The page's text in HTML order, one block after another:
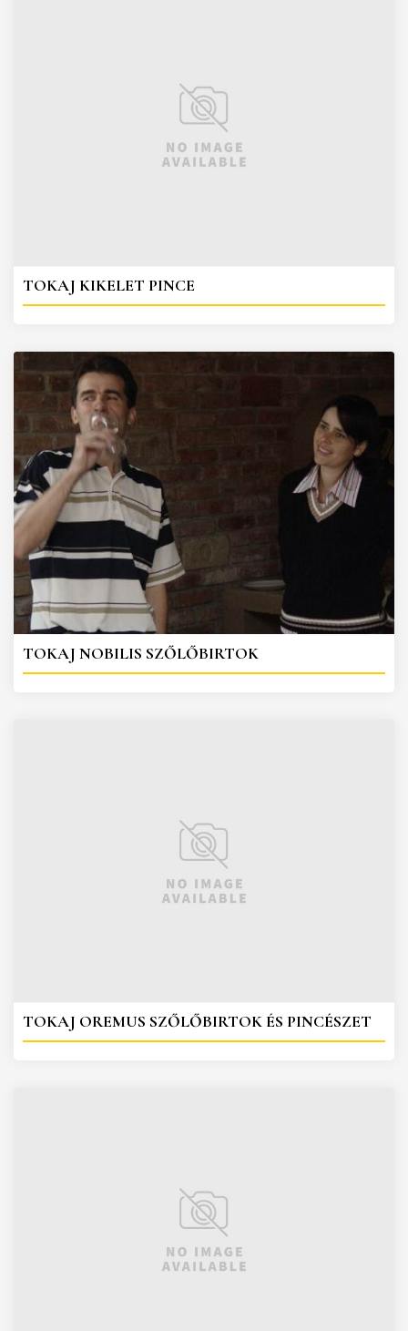
TOKAJ KIKELET PINCE
TOKAJ NOBILIS SZŐLŐBIRTOK
TOKAJ OREMUS SZŐLŐBIRTOK ÉS PINCÉSZET